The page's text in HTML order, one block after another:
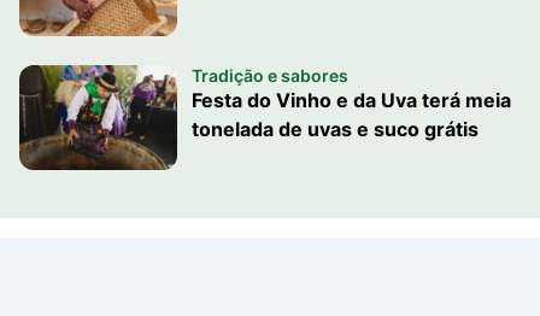
Tradição e sabores
Festa do Vinho e da Uva terá meia
tonelada de uvas e suco grátis